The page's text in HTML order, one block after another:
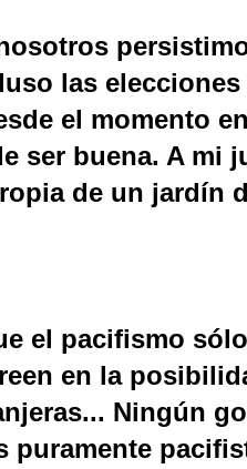
las
el momento
ser buena. A mi
de un jardín
el pacifismo
en la
Ningún
puramente